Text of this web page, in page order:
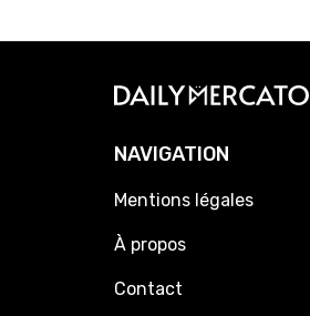
NAVIGATION
Mentions légales
À propos
Contact